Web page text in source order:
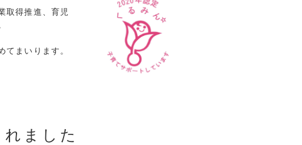
取得推進、育児
まいります。
ました